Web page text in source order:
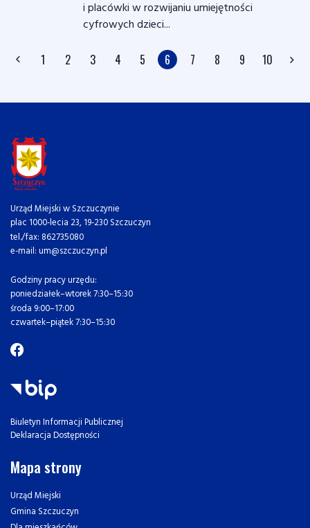
i placówki w rozwijaniu umiejętności
cyfrowych dzieci...
1 2 3 4 5 6 7 8 9 10
Urząd Miejski w Szczuczynie
plac 1000-lecia 23, 19-230 Szczuczyn
tel./fax: 862735080
e-mail: um@szczuczyn.pl
Godziny pracy urzędu:
poniedziałek–wtorek 7:30–15:30
środa 9:00–17:00
czwartek–piątek 7:30–15:30
Biuletyn Informacji Publicznej
Deklaracja Dostępności
Mapa strony
Urząd Miejski
Gmina Szczuczyn